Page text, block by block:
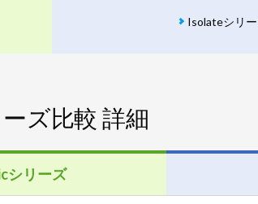
Isolateシリ
ズ比較 詳細
シリーズ